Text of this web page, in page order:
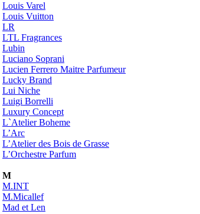
Louis Varel
Louis Vuitton
LR
LTL Fragrances
Lubin
Luciano Soprani
Lucien Ferrero Maitre Parfumeur
Lucky Brand
Lui Niche
Luigi Borrelli
Luxury Concept
L`Atelier Boheme
L’Arc
L’Atelier des Bois de Grasse
L’Orchestre Parfum
M
M.INT
M.Micallef
Mad et Len